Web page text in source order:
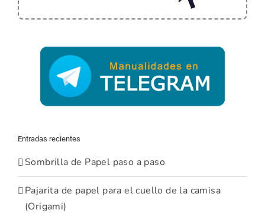
Entradas recientes
Sombrilla de Papel paso a paso
Pajarita de papel para el cuello de la camisa
(Origami)